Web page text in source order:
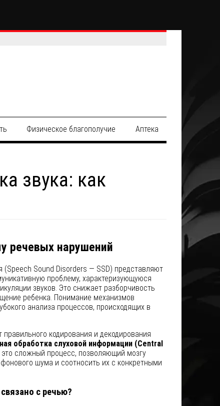
Физическое благополучие Аптека
звука: как
речевых нарушений
(Speech Sound Disorders — SSD) представляют
проблему, характеризующуюся
звуков. Это снижает разборчивость
ребенка. Понимание механизмов
анализа процессов, происходящих в
правильного кодирования и декодирования
обработка слуховой информации (Central
сложный процесс, позволяющий мозгу
шума и соотносить их с конкретными
с речью?